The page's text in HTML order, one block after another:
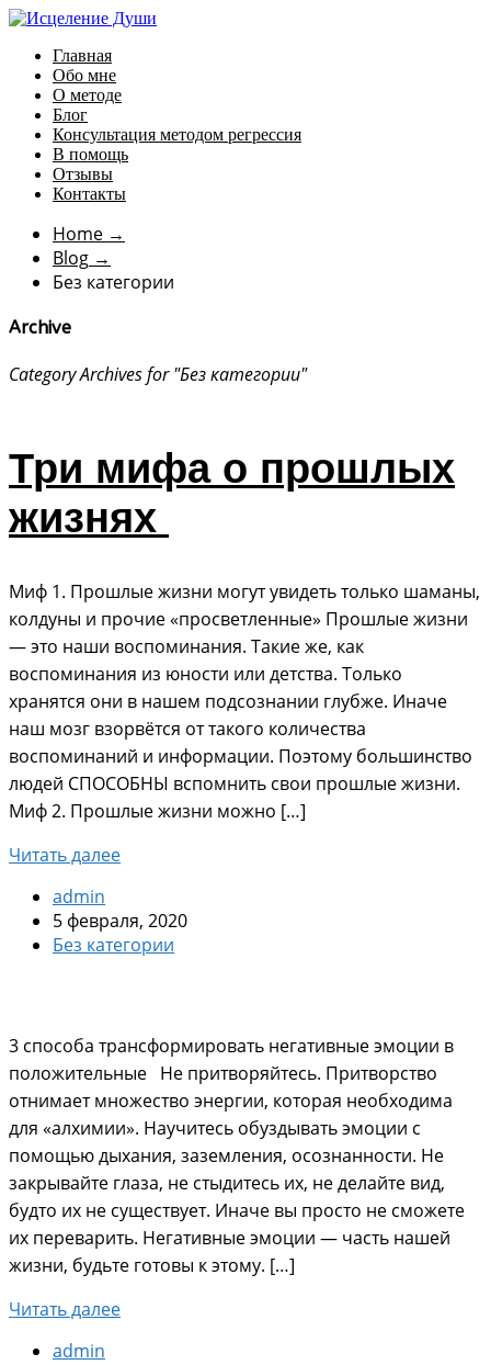
Главная
Обо мне
О методе
Блог
Консультация методом регрессия
В помощь
Отзывы
Контакты
Home →
Blog →
Без категории
Archive
Category Archives for "Без категории"
Три мифа о прошлых
жизнях
Миф 1. Прошлые жизни могут увидеть только шаманы,
колдуны и прочие «просветленные» Прошлые жизни
— это наши воспоминания. Такие же, как
воспоминания из юности или детства. Только
хранятся они в нашем подсознании глубже. Иначе
наш мозг взорвётся от такого количества
воспоминаний и информации. Поэтому большинство
людей СПОСОБНЫ вспомнить свои прошлые жизни.
Миф 2. Прошлые жизни можно […]
Читать далее
admin
5 февраля, 2020
Без категории
3 способа трансформировать негативные эмоции в
положительные Не притворяйтесь. Притворство
отнимает множество энергии, которая необходима
для «алхимии». Научитесь обуздывать эмоции с
помощью дыхания, заземления, осознанности. Не
закрывайте глаза, не стыдитесь их, не делайте вид,
будто их не существует. Иначе вы просто не сможете
их переварить. Негативные эмоции — часть нашей
жизни, будьте готовы к этому. […]
Читать далее
admin